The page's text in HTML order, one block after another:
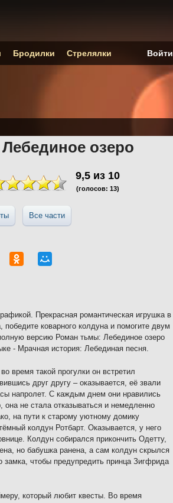
озеро
9,5 из 10
(голосов: 13)
Все части
Прекрасная романтическая игрушка в
коварного колдуна и помогите двум
версию Роман тьмы: Лебединое озеро
- Мрачная история: Лебединая песня.
время такой прогулки он встретил
друг другу – оказывается, её звали
напролет. С каждым днем они нравились
не стала отказываться и немедленно
на пути к старому уютному домику
колдун Ротбарт. Оказывается, у него
Колдун собирался прикончить Одетту,
но бабушка ранена, а сам колдун скрылся
чтобы предупредить принца Зигфрида
который любит квесты. Во время
Бродилки Стрелялки Войти